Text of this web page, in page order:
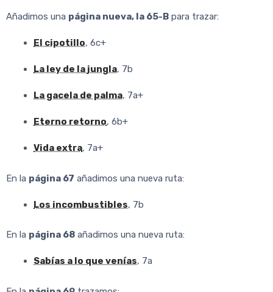
Añadimos una página nueva, la 65-B para trazar:
El cipotillo, 6c+
La ley de la jungla, 7b
La gacela de palma, 7a+
Eterno retorno, 6b+
Vida extra, 7a+
En la página 67 añadimos una nueva ruta:
Los incombustibles, 7b
En la página 68 añadimos una nueva ruta:
Sabías a lo que venías, 7a